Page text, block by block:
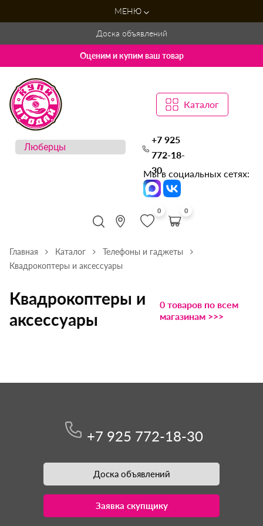
МЕНЮ
Доска объявлений
Оценим и купим ваш товар
Каталог
+7 925
772-18-
30
Мы в социальных сетях:
0 0
Главная Каталог
Телефоны и гаджеты
Квадрокоптеры и аксессуары
Квадрокоптеры и
аксессуары
0 товаров по всем
магазинам >>>
+7 925 772-18-30
Доска объявлений
Заявка скупщику